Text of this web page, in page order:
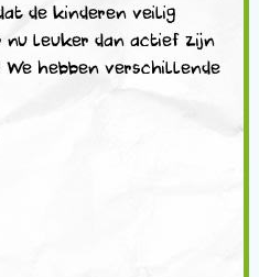
de kinderen veilig
nu leuker dan actief zijn
hebben verschillende